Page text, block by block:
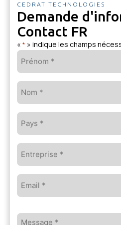
CEDRAT TECHNOLOGIES
Demande
Contact FR
« * » indique les champs
Prénom
Nom
Pays
Entreprise
Email
Message